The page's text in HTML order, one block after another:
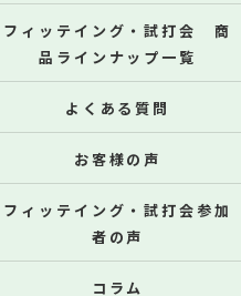
フィッテイング・試打会 商
品ラインナップ一覧
よくある質問
お客様の声
フィッテイング・試打会参加
者の声
コラム